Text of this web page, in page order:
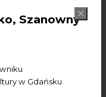
Szanowny
w Gdańsku
z